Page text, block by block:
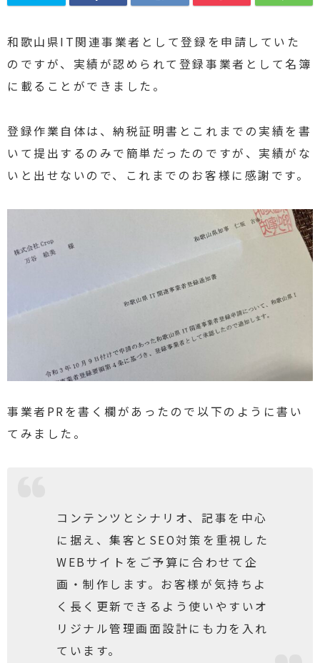
和歌山県IT関連事業者として登録を申請していた
のですが、実績が認められて登録事業者として名簿
に載ることができました。
登録作業自体は、納税証明書とこれまでの実績を書
いて提出するのみで簡単だったのですが、実績がな
いと出せないので、これまでのお客様に感謝です。
事業者PRを書く欄があったので以下のように書い
てみました。
コンテンツとシナリオ、記事を中心
に据え、集客とSEO対策を重視した
WEBサイトをご予算に合わせて企
画・制作します。お客様が気持ちよ
く長く更新できるよう使いやすいオ
リジナル管理画面設計にも力を入れ
ています。